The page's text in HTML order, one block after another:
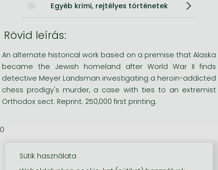
Egyéb krimi, rejtélyes történetek
Rövid leírás:
An alternate historical work based on a premise that Alaska
became the Jewish homeland after World War II finds
detective Meyer Landsman investigating a heroin-addicted
chess prodigy's murder, a case with ties to an extremist
Orthodox sect. Reprint. 250,000 first printing.
0
Sütik használata